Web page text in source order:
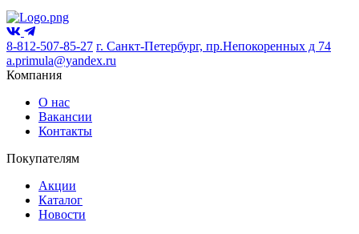
8-812-507-85-27 г. Санкт-Петербург, пр.Непокоренных д 74
a.primula@yandex.ru
Компания
О нас
Вакансии
Контакты
Покупателям
Акции
Каталог
Новости